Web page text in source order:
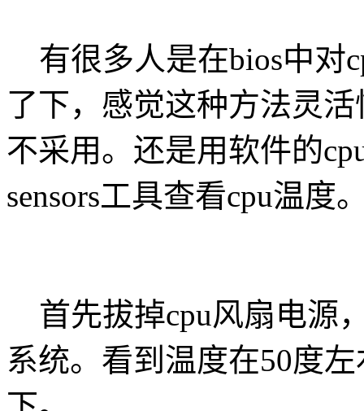
有很多人是在bios中对
了下，感觉这种方法灵
不采用。还是用软件的
sensors工具查看cpu温度
首先拔掉cpu风扇电源
系统。看到温度在50度